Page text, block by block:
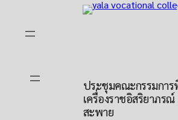
ประชุมคณะกรรมการ
เครื่องราชอิสริยาภร
สะพาย